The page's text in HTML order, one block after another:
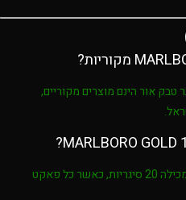
טבק אורהינם מוצרים מקוריים,
20 סיגריות
, כאשר כל פאקט